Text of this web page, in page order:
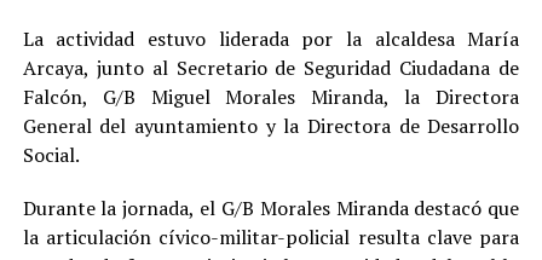
La actividad estuvo liderada por la alcaldesa María
Arcaya, junto al Secretario de Seguridad Ciudadana de
Falcón, G/B Miguel Morales Miranda, la Directora
General del ayuntamiento y la Directora de Desarrollo
Social.
Durante la jornada, el G/B Morales Miranda destacó que
la articulación cívico-militar-policial resulta clave para